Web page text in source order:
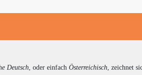
Deutsch , oder einfach Österreichisch , zeichnet